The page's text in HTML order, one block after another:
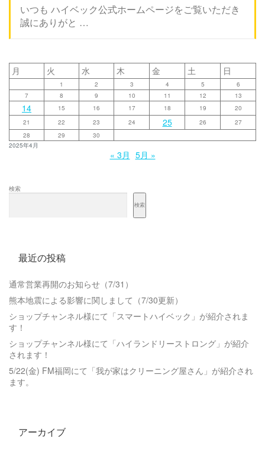
いつも ハイベック公式ホームページをご覧いただき
誠にありがと …
2025年4月
月 火 水 木 金 土 日
1 2 3 4 5
6
7
8 9 10 11 12 13
14 15 16 17 18 19
20
21
22 23 24 25 26
27
28
29 30
« 3月 5月 »
検索
検索
最近の投稿
通常営業再開のお知らせ（7/31）
熊本地震による影響に関しまして（7/30更新）
ショップチャンネル様にて「スマートハイベック」が紹介されま
す！
ショップチャンネル様にて「ハイランドリーストロング」が紹介
されます！
5/22(金) FM福岡にて「我が家はクリーニング屋さん」が紹介され
ます。
アーカイブ